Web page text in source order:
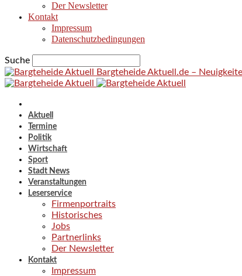
Der Newsletter
Kontakt
Impressum
Datenschutzbedingungen
Suche
Bargteheide Aktuell.de –
Aktuell
Termine
Politik
Wirtschaft
Sport
Stadt News
Veranstaltungen
Leserservice
Firmenportraits
Historisches
Jobs
Partnerlinks
Der Newsletter
Kontakt
Impressum